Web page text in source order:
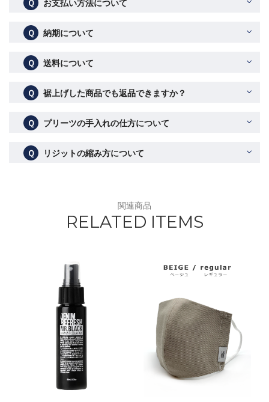
Ｑ お支払い方法について
Ｑ 納期について
Ｑ 送料について
Ｑ 裾上げした商品でも返品できますか？
Ｑ プリーツの手入れの仕方について
Ｑ リジットの縮み方について
関連商品
RELATED ITEMS